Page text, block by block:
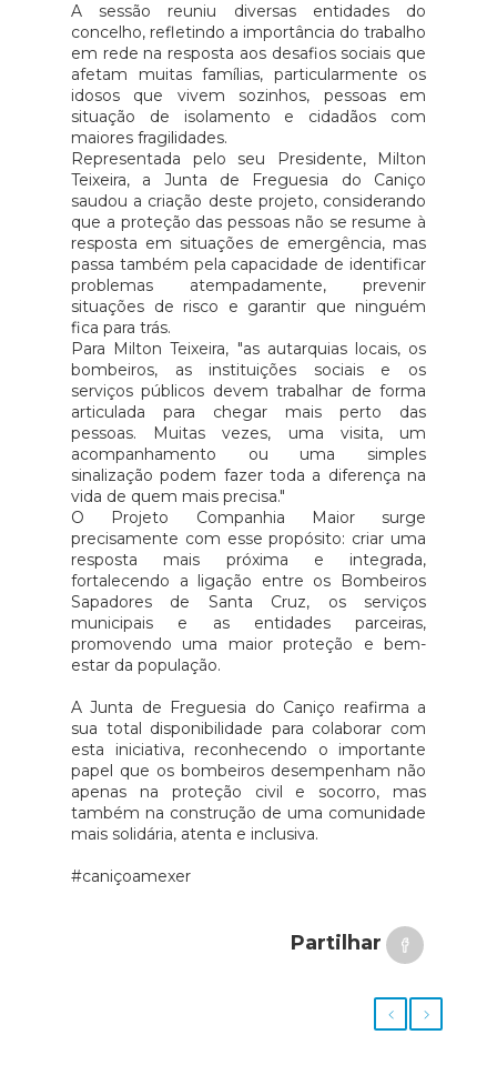
A sessão reuniu diversas entidades do
concelho, refletindo a importância do trabalho
em rede na resposta aos desafios sociais que
afetam muitas famílias, particularmente os
idosos que vivem sozinhos, pessoas em
situação de isolamento e cidadãos com
maiores fragilidades.
Representada pelo seu Presidente, Milton
Teixeira, a Junta de Freguesia do Caniço
saudou a criação deste projeto, considerando
que a proteção das pessoas não se resume à
resposta em situações de emergência, mas
passa também pela capacidade de identificar
problemas atempadamente, prevenir
situações de risco e garantir que ninguém
fica para trás.
Para Milton Teixeira, "as autarquias locais, os
bombeiros, as instituições sociais e os
serviços públicos devem trabalhar de forma
articulada para chegar mais perto das
pessoas. Muitas vezes, uma visita, um
acompanhamento ou uma simples
sinalização podem fazer toda a diferença na
vida de quem mais precisa."
O Projeto Companhia Maior surge
precisamente com esse propósito: criar uma
resposta mais próxima e integrada,
fortalecendo a ligação entre os Bombeiros
Sapadores de Santa Cruz, os serviços
municipais e as entidades parceiras,
promovendo uma maior proteção e bem-
estar da população.
A Junta de Freguesia do Caniço reafirma a
sua total disponibilidade para colaborar com
esta iniciativa, reconhecendo o importante
papel que os bombeiros desempenham não
apenas na proteção civil e socorro, mas
também na construção de uma comunidade
mais solidária, atenta e inclusiva.
#caniçoamexer
Partilhar